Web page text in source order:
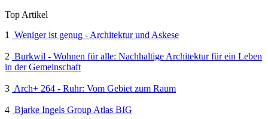
Top Artikel
1
Weniger ist genug - Architektur und Askese
2 Burkwil - Wohnen für alle: Nachhaltige Architektur für ein Leben
in der Gemeinschaft
3 Arch+ 264 - Ruhr: Vom Gebiet zum Raum
4 Bjarke Ingels Group Atlas BIG